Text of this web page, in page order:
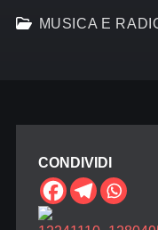
MUSICA E
CONDIVIDI